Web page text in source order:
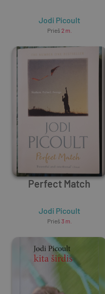
Jodi Picoult
Prieš 2 m.
Perfect Match
Jodi Picoult
Prieš 3 m.